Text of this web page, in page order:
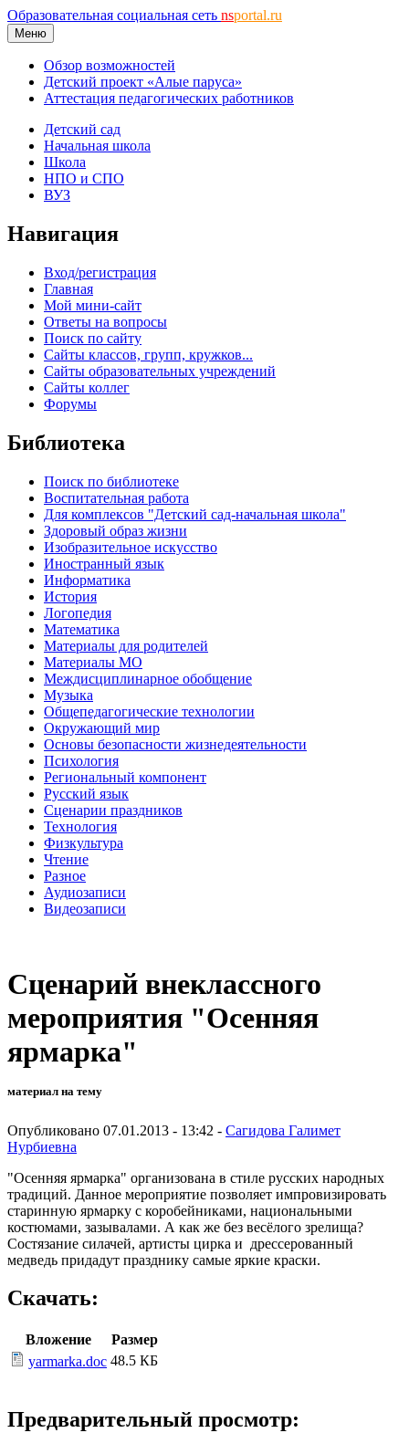
Образовательная социальная сеть nsportal.ru
Меню
Обзор возможностей
Детский проект «Алые паруса»
Аттестация педагогических работников
Детский сад
Начальная школа
Школа
НПО и СПО
ВУЗ
Навигация
Вход/регистрация
Главная
Мой мини-сайт
Ответы на вопросы
Поиск по сайту
Сайты классов, групп, кружков...
Сайты образовательных учреждений
Сайты коллег
Форумы
Библиотека
Поиск по библиотеке
Воспитательная работа
Для комплексов "Детский сад-начальная школа"
Здоровый образ жизни
Изобразительное искусство
Иностранный язык
Информатика
История
Логопедия
Математика
Материалы для родителей
Материалы МО
Междисциплинарное обобщение
Музыка
Общепедагогические технологии
Окружающий мир
Основы безопасности жизнедеятельности
Психология
Региональный компонент
Русский язык
Сценарии праздников
Технология
Физкультура
Чтение
Разное
Аудиозаписи
Видеозаписи
Сценарий внеклассного
мероприятия "Осенняя
ярмарка"
материал на тему
Опубликовано 07.01.2013 - 13:42 - Сагидова Галимет
Нурбиевна
"Осенняя ярмарка" организована в стиле русских народных
традиций. Данное мероприятие позволяет импровизировать
старинную ярмарку с коробейниками, национальными
костюмами, зазывалами. А как же без весёлого зрелища?
Состязание силачей, артисты цирка и дрессерованный
медведь придадут празднику самые яркие краски.
Скачать:
Вложение
Размер
yarmarka.doc 48.5 КБ
Предварительный просмотр: